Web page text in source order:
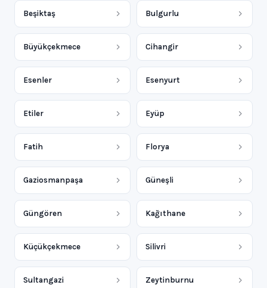
Beşiktaş Bulgurlu
Büyükçekmece Cihangir
Esenler Esenyurt
Etiler Eyüp
Fatih Florya
Gaziosmanpaşa Güneşli
Güngören Kağıthane
Küçükçekmece Silivri
Sultangazi Zeytinburnu